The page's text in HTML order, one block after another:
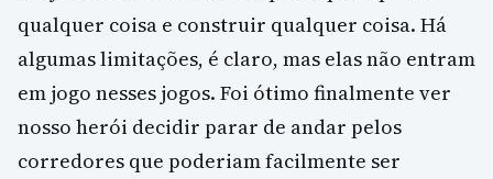
qualquer coisa e construir qualquer coisa. Há
algumas limitações, é claro, mas elas não entram
em jogo nesses jogos. Foi ótimo finalmente ver
nosso herói decidir parar de andar pelos
corredores que poderiam facilmente ser